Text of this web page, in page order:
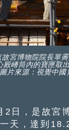
宮博物院院長單
殿嵴筒內的寶匣取
片來源：視覺中國
，是故宮博
天，達到